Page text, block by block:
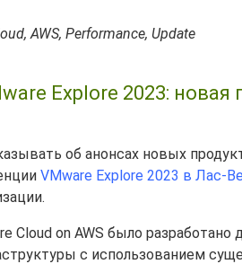
AWS, Performance, Update
Explore 2023: новая
об анонсах новых
VMware Explore 2023 в Лас-
Cloud on AWS было
с использованием